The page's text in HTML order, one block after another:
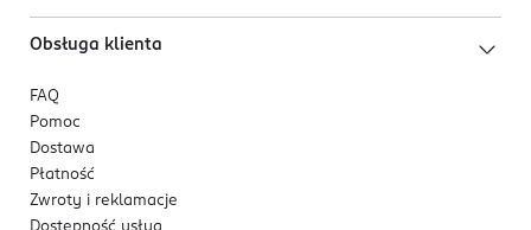
Obsługa klienta
FAQ
Pomoc
Dostawa
Płatność
Zwroty i reklamacje